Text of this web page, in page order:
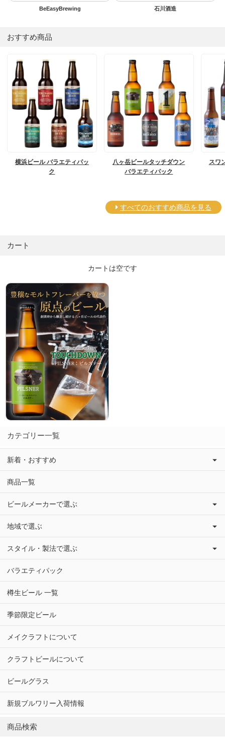
BeEasyBrewing 石川酒造
おすすめ商品
横浜ビール バラエティパッ
ク
八ヶ岳ビールタッチダウン
バラエティパック
スワ
すべてのおすすめ商品を見る
カート
カートは空です
カテゴリー一覧
新着・おすすめ
商品一覧
ビールメーカーで選ぶ
地域で選ぶ
スタイル・製法で選ぶ
バラエティパック
樽生ビール 一覧
季節限定ビール
メイクラフトについて
クラフトビールについて
ビールグラス
新規ブルワリー入荷情報
商品検索